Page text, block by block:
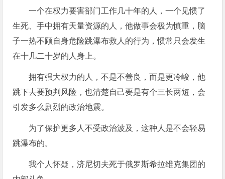
一个在权力要害部门工作几十年的人，一个见惯了
生死、手中拥有天量资源的人，他做事会极为慎重，脑
子一热不顾自身危险跳瀑布救人的行为，惯常只会发生
在十几二十岁的人身上。
拥有强大权力的人，不是不善良，而是更冷峻，他
跳下去要预判风险，也清楚自己要是有个三长两短，会
引发多么剧烈的政治地震。
为了保护更多人不受政治波及，这种人是不会轻易
跳瀑布的。
我个人怀疑，济尼切夫死于俄罗斯希拉维克集团的